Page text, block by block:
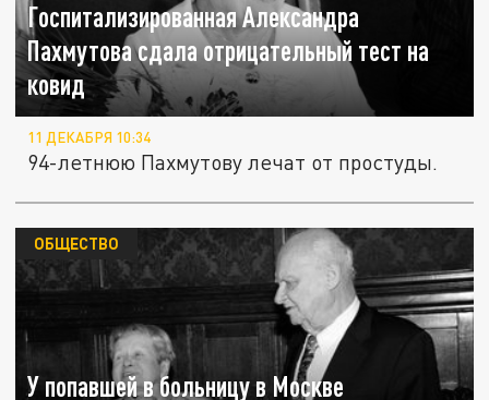
Госпитализированная Александра
Пахмутова сдала отрицательный тест на
ковид
11 ДЕКАБРЯ 10:34
94-летнюю Пахмутову лечат от простуды.
У попавшей в больницу в Москве
ОБЩЕСТВО